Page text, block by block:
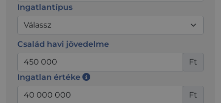
Ingatlantípus
Család havi jövedelme
Ft
Ingatlan értéke
Ft